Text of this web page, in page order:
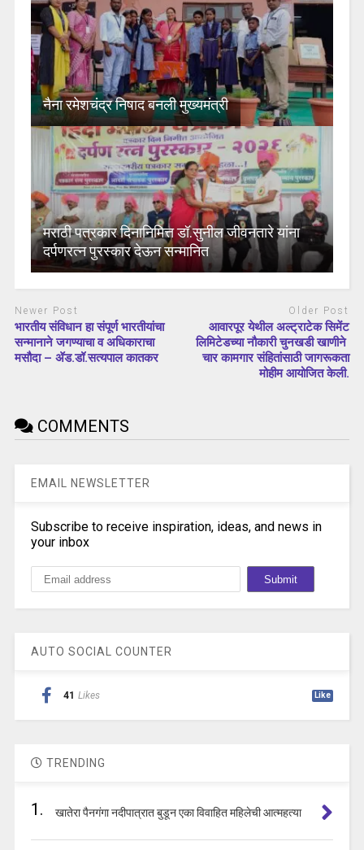
नैना रमेशचंद्र निषाद बनली मुख्यमंत्री
मराठी पत्रकार दिनानिमित्त डॉ.सुनील जीवनतारे यांना
दर्पणरत्न पुरस्कार देऊन सन्मानित
Newer Post
भारतीय संविधान हा संपूर्ण भारतीयांचा
सन्मानाने जगण्याचा व अधिकाराचा
मसौदा – ॲड.डॉ.सत्यपाल कातकर
Older Post
आवारपूर येथील अल्ट्राटेक सिमेंट
लिमिटेडच्या नौकारी चुनखडी खाणीने
चार कामगार संहितांसाठी जागरूकता
मोहीम आयोजित केली.
COMMENTS
EMAIL NEWSLETTER
Subscribe to receive inspiration, ideas, and news in
your inbox
AUTO SOCIAL COUNTER
41 Likes Like
TRENDING
1. खातेरा पैनगंगा नदीपात्रात बुडून एका विवाहित महिलेची आत्महत्या